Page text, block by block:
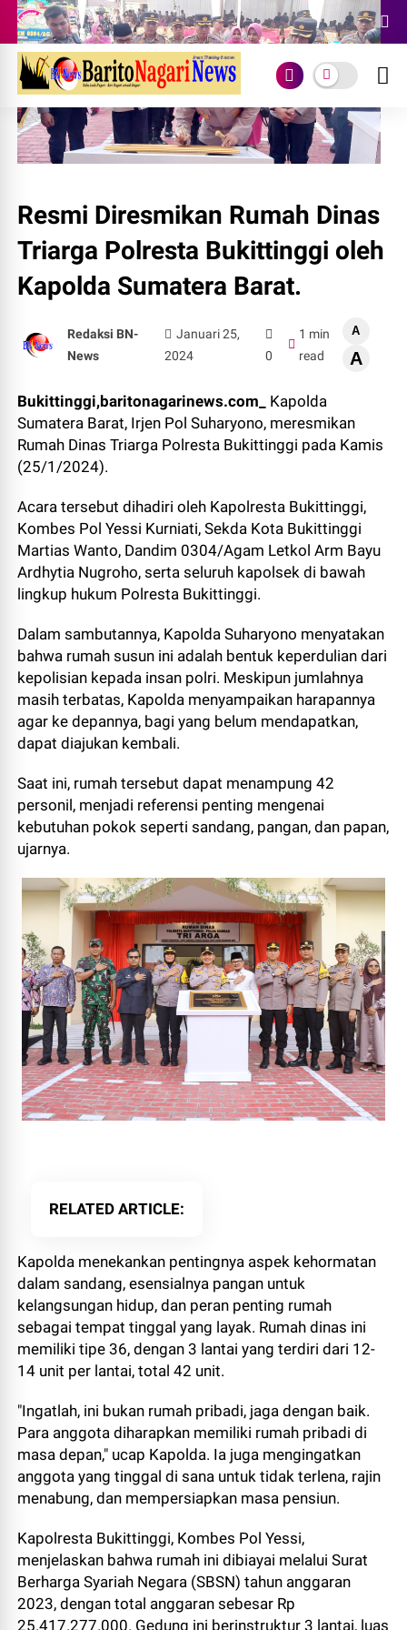
.
Resmi Diresmikan Rumah Dinas
Triarga Polresta Bukittinggi oleh
Kapolda Sumatera Barat.
Redaksi BN-
News
Januari 25,
2024
0
1 min
read
A
A
Bukittinggi,baritonagarinews.com_
Kapolda
Sumatera Barat, Irjen Pol Suharyono, meresmikan
Rumah Dinas Triarga Polresta Bukittinggi pada Kamis
(25/1/2024).
Acara tersebut dihadiri oleh Kapolresta Bukittinggi,
Kombes Pol Yessi Kurniati, Sekda Kota Bukittinggi
Martias Wanto, Dandim 0304/Agam Letkol Arm Bayu
Ardhytia Nugroho, serta seluruh kapolsek di bawah
lingkup hukum Polresta Bukittinggi.
Dalam sambutannya, Kapolda Suharyono menyatakan
bahwa rumah susun ini adalah bentuk keperdulian dari
kepolisian kepada insan polri. Meskipun jumlahnya
masih terbatas, Kapolda menyampaikan harapannya
agar ke depannya, bagi yang belum mendapatkan,
dapat diajukan kembali.
Saat ini, rumah tersebut dapat menampung 42
personil, menjadi referensi penting mengenai
kebutuhan pokok seperti sandang, pangan, dan papan,
ujarnya.
RELATED ARTICLE
Kapolda menekankan pentingnya aspek kehormatan
dalam sandang, esensialnya pangan untuk
kelangsungan hidup, dan peran penting rumah
sebagai tempat tinggal yang layak. Rumah dinas ini
memiliki tipe 36, dengan 3 lantai yang terdiri dari 12-
14 unit per lantai, total 42 unit.
"Ingatlah, ini bukan rumah pribadi, jaga dengan baik.
Para anggota diharapkan memiliki rumah pribadi di
masa depan," ucap Kapolda. Ia juga mengingatkan
anggota yang tinggal di sana untuk tidak terlena, rajin
menabung, dan mempersiapkan masa pensiun.
Kapolresta Bukittinggi, Kombes Pol Yessi,
menjelaskan bahwa rumah ini dibiayai melalui Surat
Berharga Syariah Negara (SBSN) tahun anggaran
2023, dengan total anggaran sebesar Rp
25.417.277.000. Gedung ini berinstruktur 3 lantai, luas